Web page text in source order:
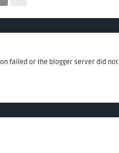
failed or the blogger server did